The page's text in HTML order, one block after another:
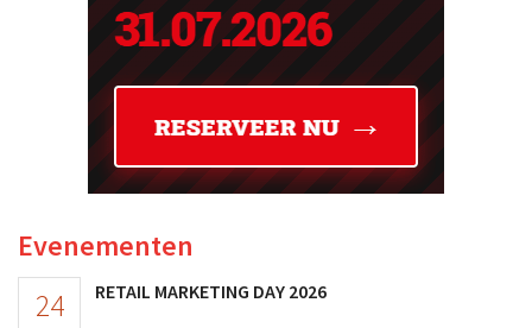
Evenementen
24 RETAIL MARKETING DAY 2026